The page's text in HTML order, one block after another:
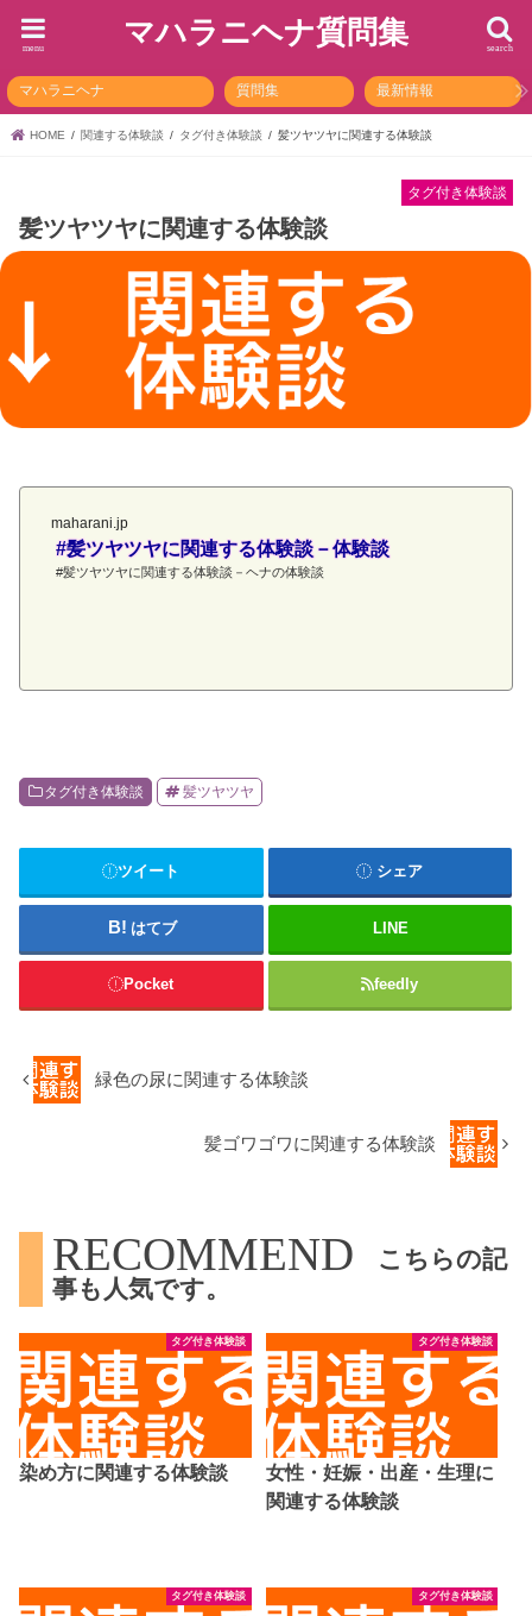
マハラニヘナ質問集 search
menu
マハラニヘナ 質問集 最新情報
HOME 関連する体験談 タグ付き体験談 髪ツヤツヤに関連する体験談
タグ付き体験談
髪ツヤツヤに関連する体験談
maharani.jp
#髪ツヤツヤに関連する体験談－体験談
#髪ツヤツヤに関連する体験談－ヘナの体験談
タグ付き体験談 髪ツヤツヤ
ツイート シェア
はてブ LINE
Pocket feedly
緑色の尿に関連する体験談
髪ゴワゴワに関連する体験談
RECOMMEND
こちらの記
事も人気です。
タグ付き体験談
染め方に関連する体験談
タグ付き体験談
女性・妊娠・出産・生理に
関連する体験談
タグ付き体験談 タグ付き体験談